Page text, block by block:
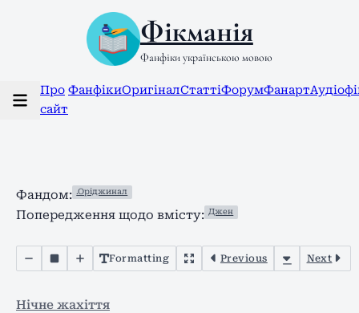
Фікманія
Фанфіки українською мовою
Про
сайт
ФанфікиОригіналСтаттіФорумФанарт
Фандом: .Оріджинал
Попередження щодо вмісту: Джен
Formatting Previous Next
Нічне жахіття